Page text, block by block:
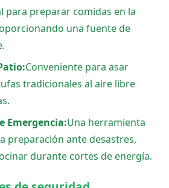
para preparar comidas en la
una fuente de
Conveniente para asar
tradicionales al aire libre
Emergencia:Una herramienta
preparación ante desastres,
durante cortes de energía.